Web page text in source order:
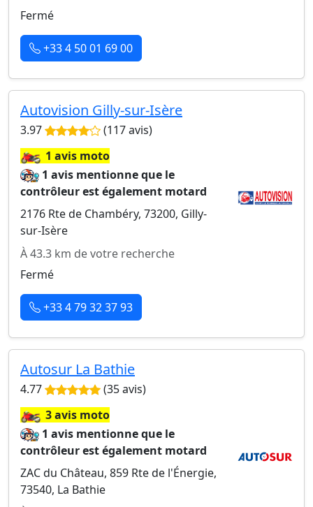
Fermé
+33 4 50 01 69 00
Autovision Gilly-sur-Isère
3.97 (117 avis)
🏍️1 avis moto
1 avis mentionne que le
contrôleur est également motard
2176 Rte de Chambéry, 73200, Gilly-
sur-Isère
À 43.3 km de votre recherche
Fermé
+33 4 79 32 37 93
Autosur La Bathie
4.77 (35 avis)
🏍️3 avis moto
1 avis mentionne que le
contrôleur est également motard
ZAC du Château, 859 Rte de l'Énergie,
73540, La Bathie